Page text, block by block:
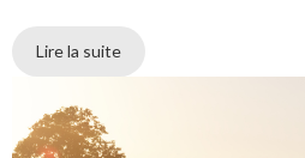
Lire la suite